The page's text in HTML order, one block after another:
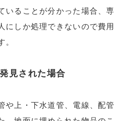
いることが分かった場合、専
にしか処理できないので費用
。
見された場合
や上・下水道管、電線、配管